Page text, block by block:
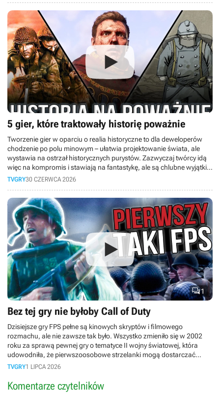
młodsze pokolenie woli oglądać gameplaye na YouTube, niż grać
samemu. Czy w obliczu masowych zwolnień rynek gier czeka
kryzys? Sprawdź, co czeka graczy.
5 gier, które traktowały historię poważnie
Tworzenie gier w oparciu o realia historyczne to dla deweloperów
chodzenie po polu minowym – ułatwia projektowanie świata, ale
wystawia na ostrzał historycznych purystów. Zazwyczaj twórcy idą
więc na kompromis i stawiają na fantastykę, ale są chlubne wyjątki,
które rzucają na kolana dbałością o fakty. W dzisiejszym materiale
TVGRY30 CZERWCA 2026
1
Bez tej gry nie byłoby Call of Duty
Dzisiejsze gry FPS pełne są kinowych skryptów i filmowego
rozmachu, ale nie zawsze tak było. Wszystko zmieniło się w 2002
roku za sprawą pewnej gry o tematyce II wojny światowej, która
udowodniła, że pierwszoosobowe strzelanki mogą dostarczać
emocji rodem z Hollywood. W dzisiejszym retro-materiale cofamy się
TVGRY1 LIPCA 2026
Komentarze czytelników